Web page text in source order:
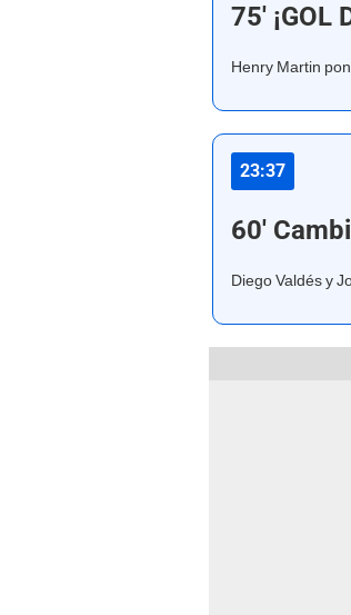
75' ¡GOL
Henry Martin
23:37
60'
Diego Valdés y